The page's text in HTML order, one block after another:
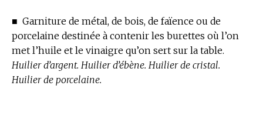
■ Garniture de métal, de bois, de faïence ou de
porcelaine destinée à contenir les burettes où l’on
met l’huile et le vinaigre qu’on sert sur la table.
Huilier d’argent. Huilier d’ébène. Huilier de cristal.
Huilier de porcelaine.